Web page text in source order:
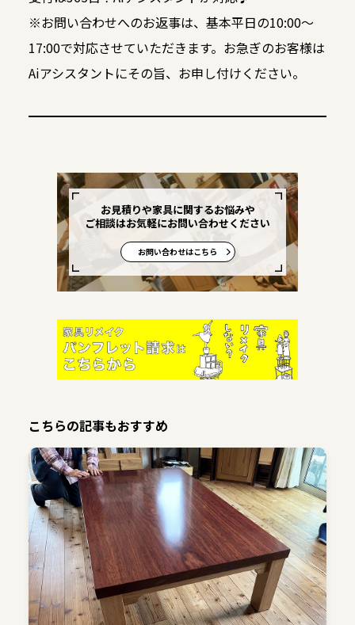
※お問い合わせへのお返事は、基本平日の10:00～
17:00で対応させていただきます。お急ぎのお客様は
Aiアシスタントにその旨、お申し付けください。
お見積りや家具に関するお悩みや
ご相談はお気軽にお問い合わせください
お問い合わせはこちら
こちらの記事もおすすめ